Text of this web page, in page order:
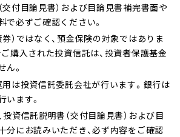
交付目論見書）および目論見書補完書面や
で必ずご確認ください。
）ではなく、預金保険の対象ではありま
ご購入された投資信託は、投資者保護基金
。
用は投資信託委託会社が行います。銀行は
ます。
資信託説明書（交付目論見書）および目
分にお読みいただき、必ず内容をご確認